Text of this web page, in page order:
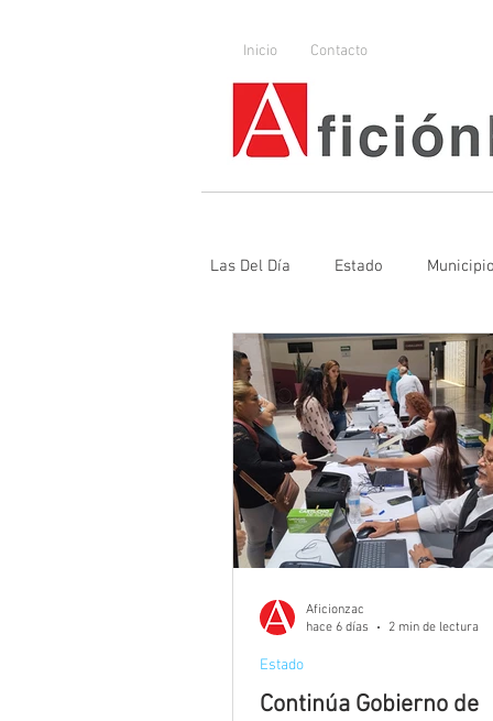
Inicio Contacto
Las Del Día Estado
Denuncia Poder Judicial
Continúa Gobierno de
Estado
Aficionzac
hace 6 días
2 min de lectura